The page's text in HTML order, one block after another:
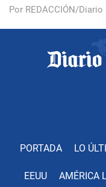
Por REDACCIÓN/
PORTADA LO
EEUU AMÉRICA